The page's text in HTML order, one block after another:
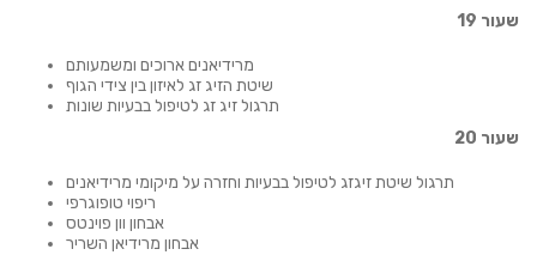
שעור 19
מרידיאנים ארוכים ומשמעותם
שיטת הזיג זג לאיזון בין צידי הגוף
תרגול זיג זג לטיפול בבעיות שונות
שעור 20
תרגול שיטת זיגזג לטיפול בבעיות וחזרה על מיקומי מרידיאנים
ריפוי טופוגרפי
אבחון וון פוינטס
אבחון מרידיאן השריר